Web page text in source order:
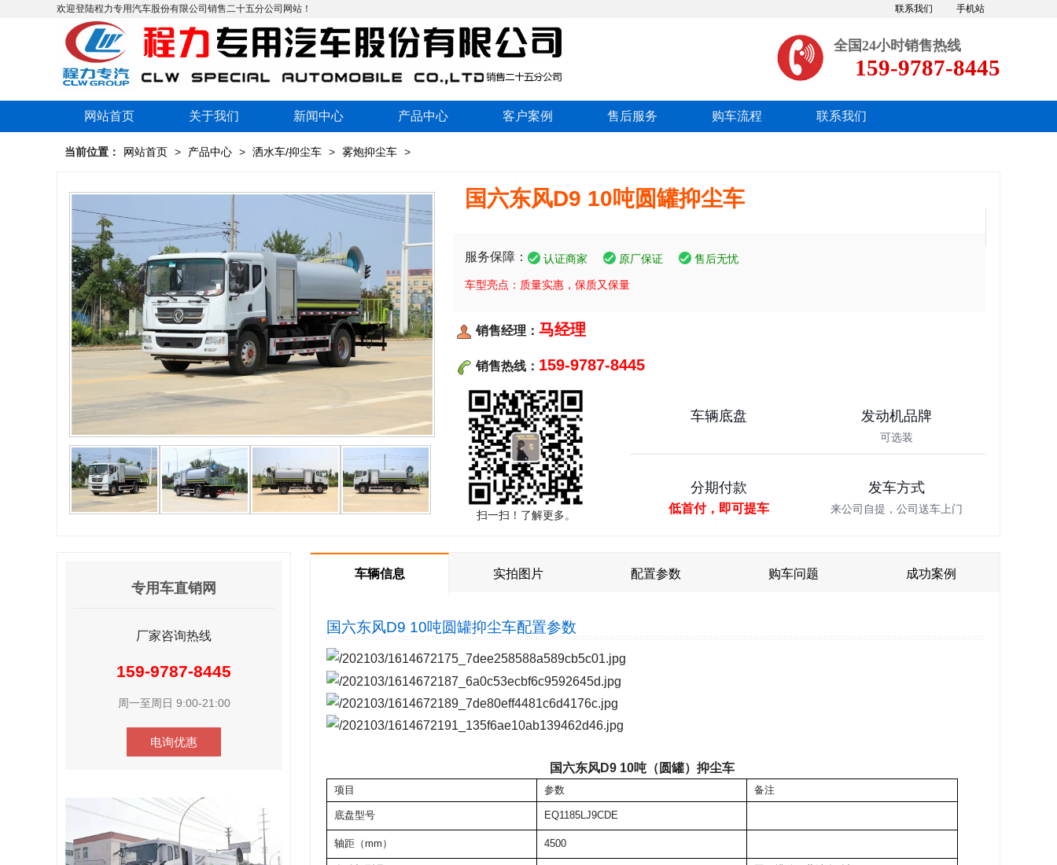
欢迎登陆程力专用汽车股份有限公司销售二十五分公司网站！ 手机站
联系我们
全国24小时销售热线
159-9787-8445
网站首页 关于我们 新闻中心 产品中心 客户案例 售后服务 购车流程 联系我们
当前位置： 网站首页 > 产品中心 > 洒水车/抑尘车 > 雾炮抑尘车 >
国六东风D9 10吨圆罐抑尘车
服务保障： 认证商家 原厂保证 售后无忧
车型亮点：质量实惠，保质又保量
销售经理： 马经理
销售热线： 159-9787-8445
扫一扫！了解更多。
车辆底盘 发动机品牌
可选装
分期付款
低首付，即可提车
发车方式
来公司自提，公司送车上门
车辆信息 实拍图片 配置参数 购车问题 成功案例
国六东风D9 10吨圆罐抑尘车配置参数
国六东风D9 10吨（圆罐）抑尘车
项目 参数 备注
底盘型号 EQ1185LJ9CDE
轴距（mm） 4500
专用车直销网
厂家咨询热线
159-9787-8445
周一至周日 9:00-21:00
电询优惠